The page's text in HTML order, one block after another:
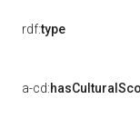
rdf:type
a-cd: